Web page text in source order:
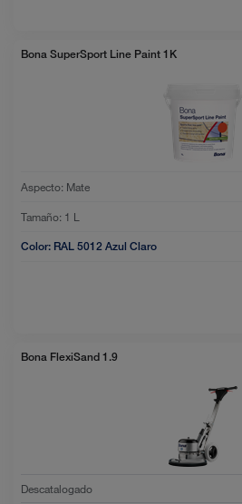
Bona SuperSport Line Paint 1K
Aspecto: Mate
Tamaño: 1 L
Color: RAL 5012 Azul Claro
Bona FlexiSand 1.9
Descatalogado